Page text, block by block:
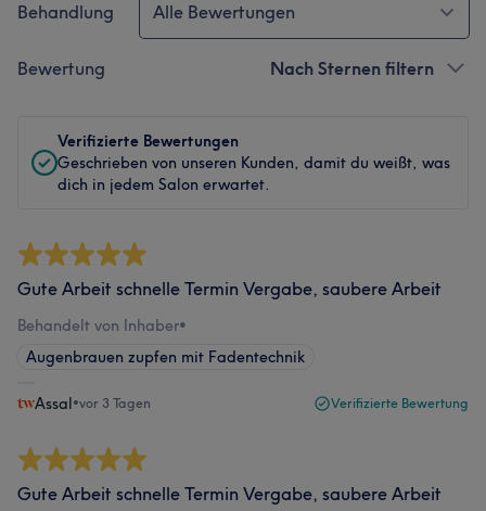
Behandlung Alle Bewertungen
Bewertung Nach Sternen filtern
Verifizierte Bewertungen
Geschrieben von unseren Kunden, damit du weißt, was
dich in jedem Salon erwartet.
Gute Arbeit schnelle Termin Vergabe, saubere Arbeit
Behandelt von Inhaber•
Augenbrauen zupfen mit Fadentechnik
Assal•vor 3 Tagen Verifizierte Bewertung
Gute Arbeit schnelle Termin Vergabe, saubere Arbeit